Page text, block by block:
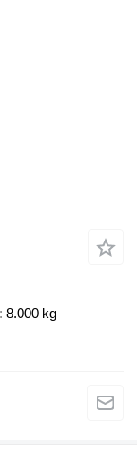
8.000 kg